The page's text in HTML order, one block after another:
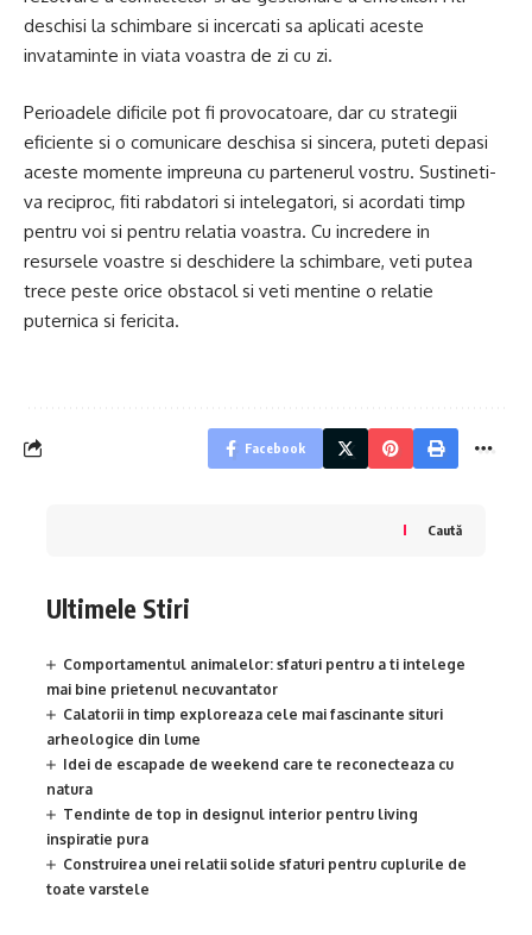
deschisi la schimbare si incercati sa aplicati aceste
invataminte in viata voastra de zi cu zi.
Perioadele dificile pot fi provocatoare, dar cu strategii
eficiente si o comunicare deschisa si sincera, puteti depasi
aceste momente impreuna cu partenerul vostru. Sustineti-
va reciproc, fiti rabdatori si intelegatori, si acordati timp
pentru voi si pentru relatia voastra. Cu incredere in
resursele voastre si deschidere la schimbare, veti putea
trece peste orice obstacol si veti mentine o relatie
puternica si fericita.
Facebook
Caută
Ultimele Stiri
Comportamentul animalelor: sfaturi pentru a ti intelege
mai bine prietenul necuvantator
Calatorii in timp exploreaza cele mai fascinante situri
arheologice din lume
Idei de escapade de weekend care te reconecteaza cu
natura
Tendinte de top in designul interior pentru living
inspiratie pura
Construirea unei relatii solide sfaturi pentru cuplurile de
toate varstele